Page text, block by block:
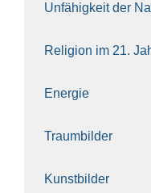
Unfä­hig­keit der
Reli­gi­on im 21.
Ener­gie
Traum­bil­der
Kunst­bil­der